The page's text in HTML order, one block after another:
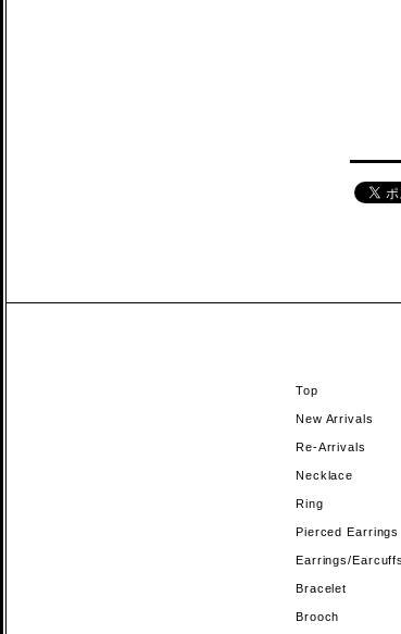
Top
New Arrivals
Re-Arrivals
Necklace
Ring
Pierced Earrings
Earrings/Earcuffs
Bracelet
Brooch